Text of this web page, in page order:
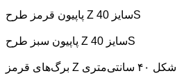
پاپیون قرمز طرح Z سایز 40S
پاپیون سبز طرح Z سایز 40S
برگ‌های قرمز Z شکل ۴۰ سانتی‌متری